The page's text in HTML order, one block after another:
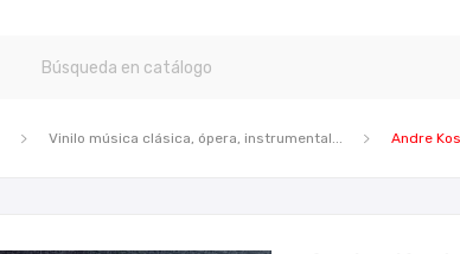
Vinilo música clásica, ópera, instrumental... Andre